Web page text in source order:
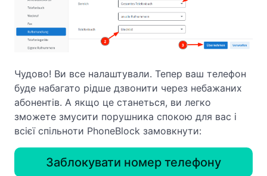
Чудово! Ви все налаштували. Тепер ваш телефон
буде набагато рідше дзвонити через небажаних
абонентів. А якщо це станеться, ви легко
зможете змусити порушника спокою для вас і
всієї спільноти PhoneBlock замовкнути:
Заблокувати номер телефону